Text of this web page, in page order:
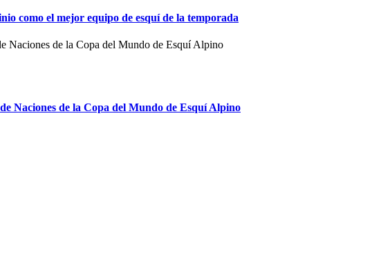
como el mejor equipo de esquí de la temporada
Naciones de la Copa del Mundo de Esquí Alpino